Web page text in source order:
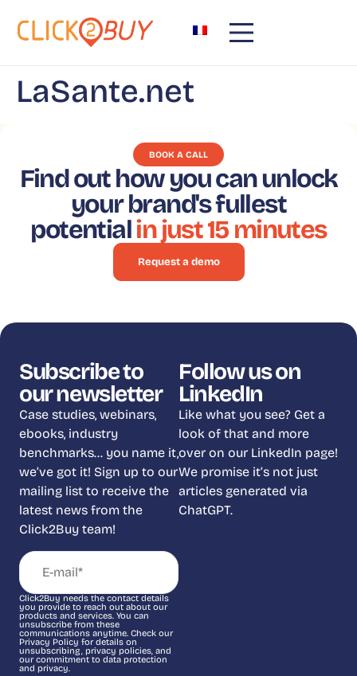
LaSante.net
BOOK A CALL
Find out how you can unlock
your brand's fullest
potentialin just 15 minutes
Request a demo
Subscribe to
our newsletter
Case studies, webinars,
ebooks, industry
benchmarks… you name it,
we’ve got it! Sign up to our
mailing list to receive the
latest news from the
Click2Buy team!
Click2Buy needs the contact details
you provide to reach out about our
products and services. You can
unsubscribe from these
communications anytime. Check our
Privacy Policy for details on
unsubscribing, privacy policies, and
our commitment to data protection
and privacy.
Follow us on
LinkedIn
Like what you see? Get a
look of that and more
over on our LinkedIn page!
We promise it’s not just
articles generated via
ChatGPT.